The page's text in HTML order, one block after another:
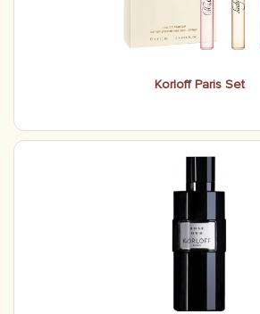
Korloff Paris Set